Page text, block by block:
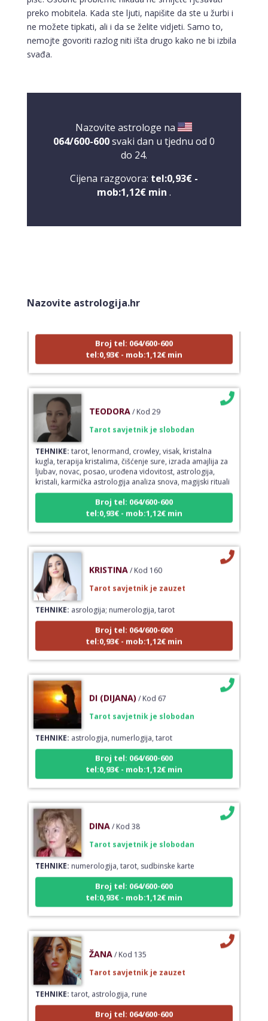
preko mobitela. Kada ste ljuti, napišite da ste u žurbi i
ne možete tipkati, ali i da se želite vidjeti. Samo to,
nemojte govoriti razlog niti išta drugo kako ne bi izbila
svađa.
Nazovite astrologe na
064/600-600svaki dan u tjednu od 0
do 24.
Cijena razgovora: tel:0,93€ -
mob:1,12€ min .
Nazovite astrologija.hr
Broj tel: 064/600-600
tel:0,93€ - mob:1,12€ min
TEHNIKE:tarot, lenormand, crowley, visak, kristalna
kugla, terapija kristalima, čišćenje sure, izrada amajlija za
ljubav, novac, posao, urođena vidovitost, astrologija,
kristali, karmička astrologija analiza snova, magijski rituali
Broj tel: 064/600-600
tel:0,93€ - mob:1,12€ min
TEHNIKE:asrologija; numerologija, tarot
Broj tel: 064/600-600
tel:0,93€ - mob:1,12€ min
TEHNIKE:astrologija, numerlogija, tarot
Broj tel: 064/600-600
tel:0,93€ - mob:1,12€ min
TEHNIKE:numerologija, tarot, sudbinske karte
Broj tel: 064/600-600
tel:0,93€ - mob:1,12€ min
TEHNIKE:tarot, astrologija, rune
Broj tel: 064/600-600
tel:0,93€ - mob:1,12€ min